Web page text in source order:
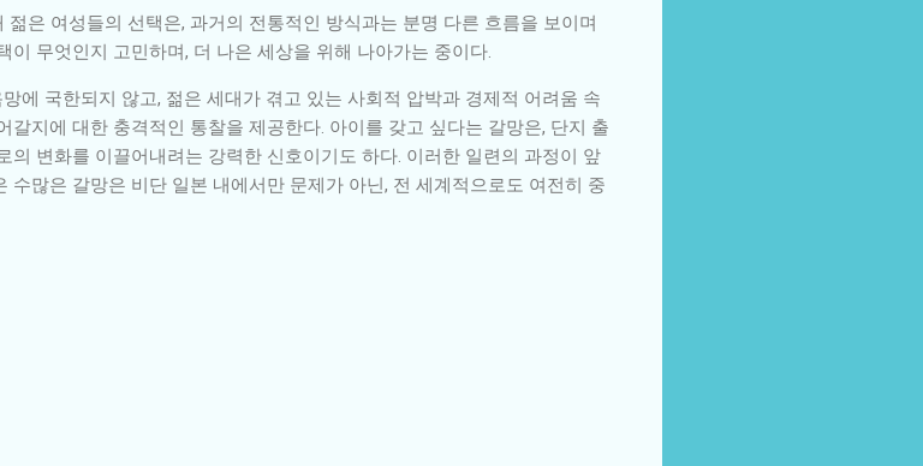
은 여성들의 선택은, 과거의 전통적인 방식과는 분명 다른 흐름을 보이며
무엇인지 고민하며, 더 나은 세상을 위해 나아가는 중이다.
에 국한되지 않고, 젊은 세대가 겪고 있는 사회적 압박과 경제적 어려움 속
지에 대한 충격적인 통찰을 제공한다. 아이를 갖고 싶다는 갈망은, 단지 출
변화를 이끌어내려는 강력한 신호이기도 하다. 이러한 일련의 과정이 앞
많은 갈망은 비단 일본 내에서만 문제가 아닌, 전 세계적으로도 여전히 중